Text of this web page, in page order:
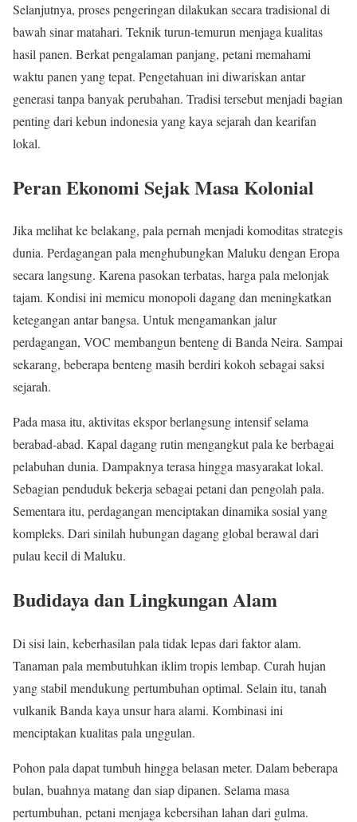
Selanjutnya, proses pengeringan dilakukan secara tradisional di
bawah sinar matahari. Teknik turun-temurun menjaga kualitas
hasil panen. Berkat pengalaman panjang, petani memahami
waktu panen yang tepat. Pengetahuan ini diwariskan antar
generasi tanpa banyak perubahan. Tradisi tersebut menjadi bagian
penting dari kebun indonesia yang kaya sejarah dan kearifan
lokal.
Peran Ekonomi Sejak Masa Kolonial
Jika melihat ke belakang, pala pernah menjadi komoditas strategis
dunia. Perdagangan pala menghubungkan Maluku dengan Eropa
secara langsung. Karena pasokan terbatas, harga pala melonjak
tajam. Kondisi ini memicu monopoli dagang dan meningkatkan
ketegangan antar bangsa. Untuk mengamankan jalur
perdagangan, VOC membangun benteng di Banda Neira. Sampai
sekarang, beberapa benteng masih berdiri kokoh sebagai saksi
sejarah.
Pada masa itu, aktivitas ekspor berlangsung intensif selama
berabad-abad. Kapal dagang rutin mengangkut pala ke berbagai
pelabuhan dunia. Dampaknya terasa hingga masyarakat lokal.
Sebagian penduduk bekerja sebagai petani dan pengolah pala.
Sementara itu, perdagangan menciptakan dinamika sosial yang
kompleks. Dari sinilah hubungan dagang global berawal dari
pulau kecil di Maluku.
Budidaya dan Lingkungan Alam
Di sisi lain, keberhasilan pala tidak lepas dari faktor alam.
Tanaman pala membutuhkan iklim tropis lembap. Curah hujan
yang stabil mendukung pertumbuhan optimal. Selain itu, tanah
vulkanik Banda kaya unsur hara alami. Kombinasi ini
menciptakan kualitas pala unggulan.
Pohon pala dapat tumbuh hingga belasan meter. Dalam beberapa
bulan, buahnya matang dan siap dipanen. Selama masa
pertumbuhan, petani menjaga kebersihan lahan dari gulma.